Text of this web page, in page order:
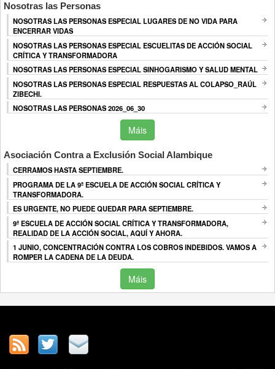
Nosotras las Personas
NOSOTRAS LAS PERSONAS ESPECIAL LUGARES DE NO VIDA PARA
ENCERRAR VIDAS
NOSOTRAS LAS PERSONAS ESPECIAL ESCUELITAS DE ACCIÓN SOCIAL
CRÍTICA Y TRANSFORMADORA
NOSOTRAS LAS PERSONAS ESPECIAL SINHOGARISMO Y SALUD MENTAL
NOSOTRAS LAS PERSONAS ESPECIAL RESPUESTAS AL COLAPSO_RAÚL
ZIBECHI.
NOSOTRAS LAS PERSONAS 2026_06_30
Máis
Asociación Contra a Exclusión Social Alambique
CERRAMOS HASTA SEPTIEMBRE.
PROGRAMA DE LA 9ª ESCUELA DE ACCIÓN SOCIAL CRÍTICA Y
TRANSFORMADORA.
ES URGENTE, NO PUEDE QUEDAR PARA SEPTIEMBRE.
9ª ESCUELA DE ACCIÓN SOCIAL CRÍTICA Y TRANSFORMADORA,
REALIDAD DE LA ACCIÓN SOCIAL, AQUÍ Y AHORA.
1 JUNIO, CONCENTRACIÓN CONTRA LOS COBROS INDEBIDOS. VAMOS A
ROMPER LA CADENA DE LA DEUDA.
Máis